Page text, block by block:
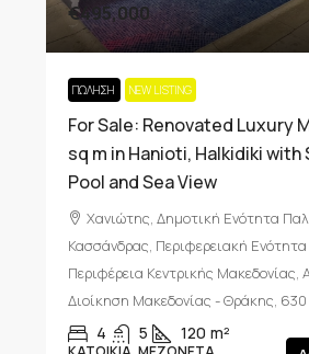
€495,000
ΠΏΛΗΣΗ NEW LISTING
For Sale: Renovated Luxury
sq m in Hanioti, Halkidiki with
Pool and Sea View
Χανιώτης, Δημοτική Ενότητα
Κασσάνδρας, Περιφερειακή Ενότητα
Περιφέρεια Κεντρικής Μακεδονίας,
Διοίκηση Μακεδονίας - Θράκης,
4 5 120 m²